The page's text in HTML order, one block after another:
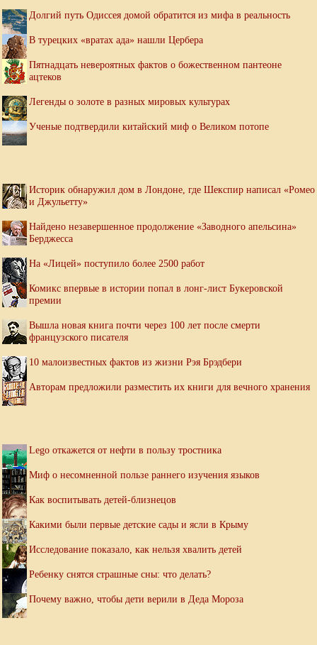
Долгий путь Одиссея домой обратится из мифа в реальность
В турецких «вратах ада» нашли Цербера
Пятнадцать невероятных фактов о божественном пантеоне
ацтеков
Легенды о золоте в разных мировых культурах
Ученые подтвердили китайский миф о Великом потопе
Историк обнаружил дом в Лондоне, где Шекспир написал «Ромео
и Джульетту»
Найдено незавершенное продолжение «Заводного апельсина»
Берджесса
На «Лицей» поступило более 2500 работ
Комикс впервые в истории попал в лонг-лист Букеровской
премии
Вышла новая книга почти через 100 лет после смерти
французского писателя
10 малоизвестных фактов из жизни Рэя Брэдбери
Авторам предложили разместить их книги для вечного хранения
Lego откажется от нефти в пользу тростника
Миф о несомненной пользе раннего изучения языков
Как воспитывать детей-близнецов
Какими были первые детские сады и ясли в Крыму
Исследование показало, как нельзя хвалить детей
Ребенку снятся страшные сны: что делать?
Почему важно, чтобы дети верили в Деда Мороза